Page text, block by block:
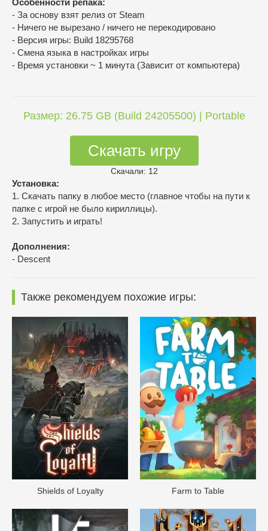
- За основу взят релиз от Steam
- Ничего не вырезано / ничего не перекодировано
- Версия игры: Build 18295768
- Смена языка в настройках игры
- Время установки ~ 1 минута (Зависит от компьютера)
Размер: 26.75 GB (Build 24205500) | Portable
Скачать игру
Скачали: 12
Установка:
1. Скачать папку в любое место (главное чтобы на пути к
папке с игрой не было кириллицы).
2. Запустить и играть!
Дополнения:
- Descent
Также рекомендуем похожие игры:
Shields of Loyalty Farm to Table